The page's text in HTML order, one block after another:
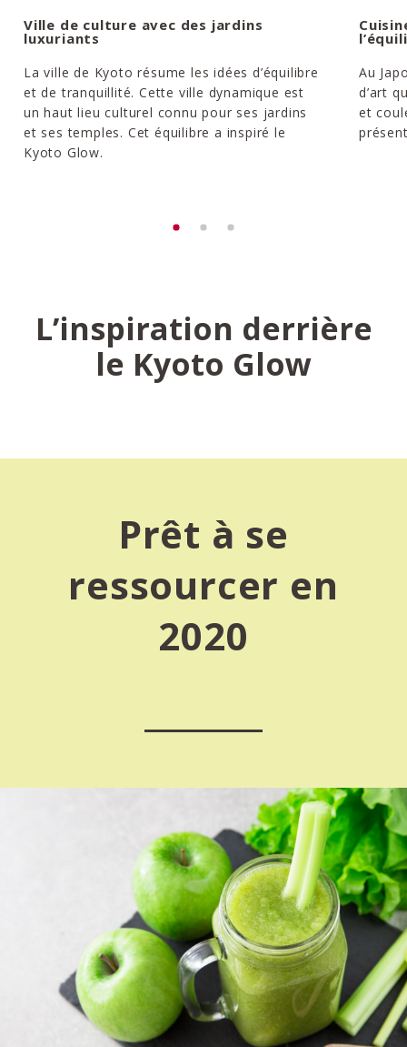
Ville de culture avec des jardins
luxuriants
La ville de Kyoto résume les idées d’équilibre
et de tranquillité. Cette ville dynamique est
un haut lieu culturel connu pour ses jardins
et ses temples. Cet équilibre a inspiré le
Kyoto Glow.
Au
d’art
et
L’inspiration derrière
le Kyoto Glow
Prêt à se
ressourcer en
2020